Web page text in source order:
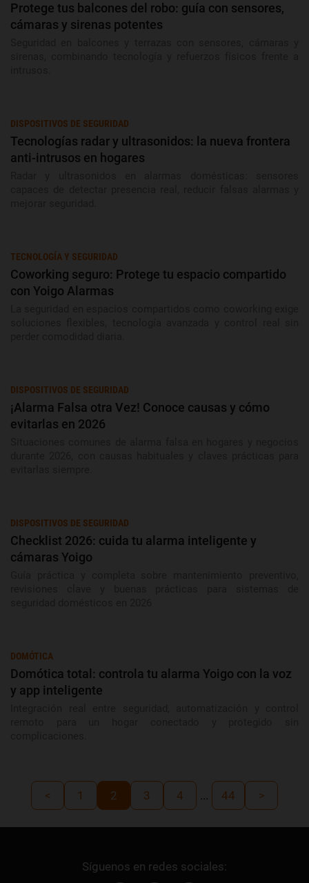
Protege tus balcones del robo: guía con sensores,
cámaras y sirenas potentes
DISPOSITIVOS DE SEGURIDAD
Tecnologías radar y ultrasonidos: la nueva frontera
anti-intrusos en hogares
TECNOLOGÍA Y SEGURIDAD
Coworking seguro: Protege tu espacio compartido
con Yoigo Alarmas
DISPOSITIVOS DE SEGURIDAD
¡Alarma Falsa otra Vez! Conoce causas y cómo
evitarlas en 2026
DISPOSITIVOS DE SEGURIDAD
Checklist 2026: cuida tu alarma inteligente y
cámaras Yoigo
DOMÓTICA
Domótica total: controla tu alarma Yoigo con la voz
y app inteligente
< 1 2 3 4 ... 44 >